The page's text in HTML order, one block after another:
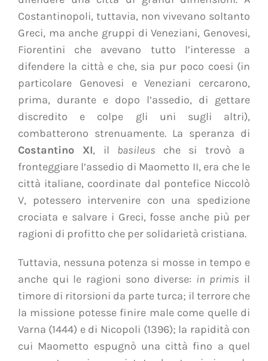
Costantinopoli, tuttavia, non vivevano soltanto
Greci, ma anche gruppi di Veneziani, Genovesi,
Fiorentini che avevano tutto l’interesse a
difendere la città e che, sia pur poco coesi (in
particolare Genovesi e Veneziani cercarono,
prima, durante e dopo l’assedio, di gettare
discredito e colpe gli uni sugli altri),
combatterono strenuamente. La speranza di
Costantino XI, il basileus che si trovò a
fronteggiare l’assedio di Maometto II, era che le
città italiane, coordinate dal pontefice Niccolò
V, potessero intervenire con una spedizione
crociata e salvare i Greci, fosse anche più per
ragioni di profitto che per solidarietà cristiana.
Tuttavia, nessuna potenza si mosse in tempo e
anche qui le ragioni sono diverse: in primis il
timore di ritorsioni da parte turca; il terrore che
la missione potesse finire male come quelle di
Varna (1444) e di Nicopoli (1396); la rapidità con
cui Maometto espugnò una città fino a quel